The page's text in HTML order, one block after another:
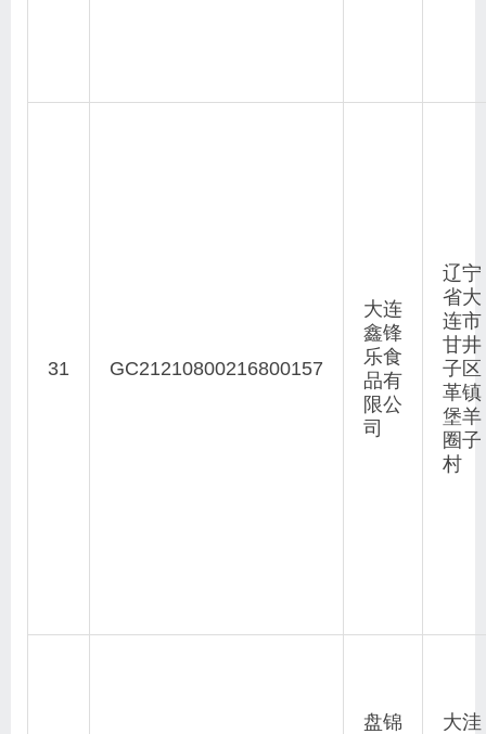
31 GC21210800216800157
大连
鑫锋
乐食
品有
限公
司
辽宁
省大
连市
甘井
子区
革镇
堡羊
圈子
村
盘锦
大洼